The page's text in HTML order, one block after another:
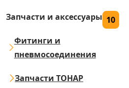
Запчасти и аксессуары 10
Фитинги и
пневмосоединения
Запчасти ТОНАР